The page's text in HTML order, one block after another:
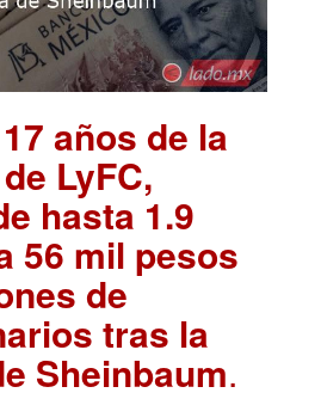
años de la
LyFC,
hasta 1.9
56 mil pesos
de
tras la
Sheinbaum.